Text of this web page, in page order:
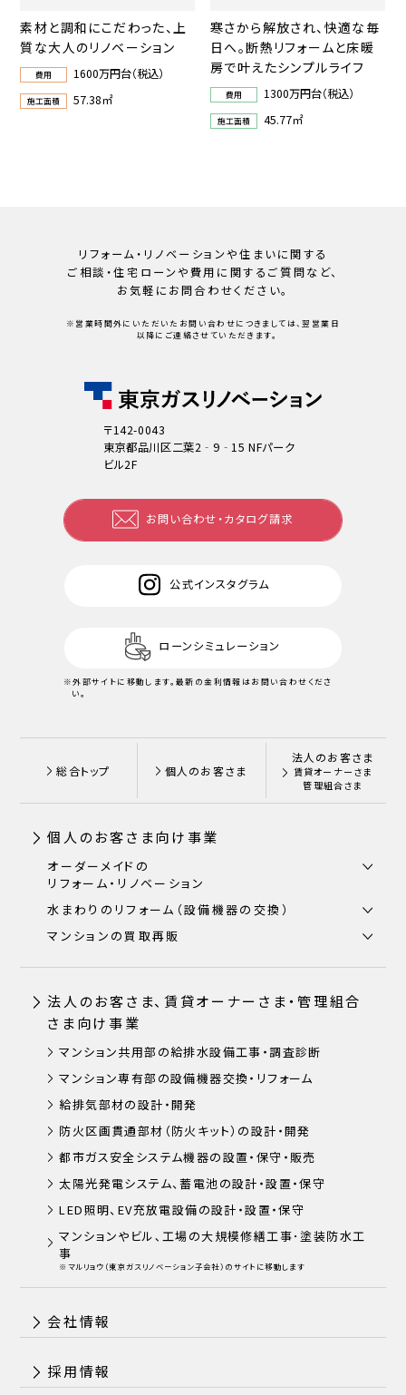
素材と調和にこだわった、上
質な大人のリノベーション
費用 1600万円台（税込）
施工面積 57.38㎡
寒さから解放され、快適な毎
日へ。断熱リフォームと床暖
房で叶えたシンプルライフ
費用 1300万円台（税込）
施工面積 45.77㎡
リフォーム・リノベーションや住まいに関する
ご相談・住宅ローンや費用に関するご質問など、
お気軽にお問合わせください。
※営業時間外にいただいたお問い合わせにつきましては、翌営業日
以降にご連絡させていただきます。
〒142-0043
東京都品川区二葉2‐9‐15 NFパーク
ビル2F
お問い合わせ・カタログ請求
公式インスタグラム
ローンシミュレーション
※外部サイトに移動します。 最新の金利情報はお問い合わせくださ
い。
総合トップ 個人のお客さま
法人のお客さま
賃貸オーナーさま
管理組合さま
会社情報
採用情報
個人のお客さま向け事業
オーダーメイドの
リフォーム・リノベーション
水まわりのリフォーム（設備機器の交換）
マンションの買取再販
法人のお客さま、賃貸オーナーさま・管理組合
さま向け事業
マンション共用部の給排水設備工事・調査診断
マンション専有部の設備機器交換・リフォーム
給排気部材の設計・開発
防火区画貫通部材（防火キット）の設計・開発
都市ガス安全システム機器の設置・保守・販売
太陽光発電システム、蓄電池の設計・設置・保守
LED照明、EV充放電設備の設計・設置・保守
マンションやビル､工場の大規模修繕工事･塗装防水工
事
※マルリョウ（東京ガスリノベーション子会社）のサイトに移動します